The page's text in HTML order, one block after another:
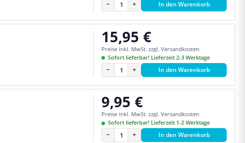
− + In den Warenkorb
Regulärer Preis:
15,95 €
Preise inkl. MwSt. zzgl. Versandkosten
Sofort lieferbar! Lieferzeit 2-3 Werktage
− + In den Warenkorb
Regulärer Preis:
9,95 €
Preise inkl. MwSt. zzgl. Versandkosten
Sofort lieferbar! Lieferzeit 1-2 Werktage
− + In den Warenkorb